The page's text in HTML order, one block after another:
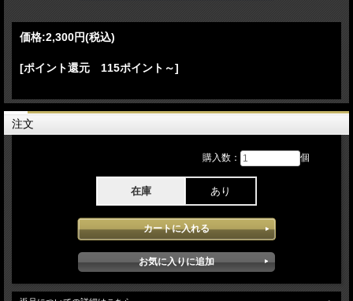
Lineup:
Dave Free – creative direction
Charm La'Donna – head of choreography
Cassidy Ratliff – assistant choreographer
Rob "Disciple" Bynes
Alekz Samone
Corey "CT" Turner
価格:2,300円(税込)
[ポイント還元 115ポイント～]
注文
購入数： 個
在庫 あり